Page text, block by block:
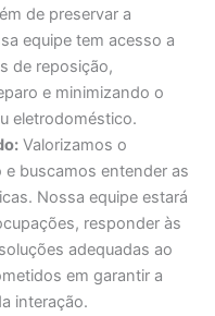
de preservar a
equipe tem acesso a
de reposição,
e minimizando o
eletrodoméstico.
Valorizamos o
buscamos entender as
Nossa equipe estará
responder às
adequadas ao
em garantir a
interação.